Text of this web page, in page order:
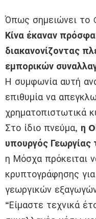
Όπως σημειώνει το
Κίνα έκαναν
διακανονίζοντας
εμπορικών
Η συμφωνία αυτή
επιθυμία να
χρηματοπιστωτικά
Στο ίδιο πνεύμα, η
υπουργός Γεωργίας
η Μόσχα πρόκειται
κρυπτογράφησης
γεωργικών
“Είμαστε τεχνικά